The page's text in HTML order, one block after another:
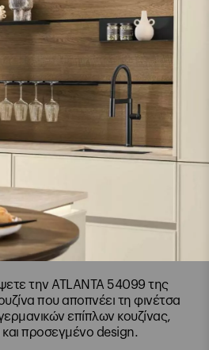
την ATLANTA 54099 της
που αποπνέει τη φινέτσα
επίπλων κουζίνας,
προσεγμένο design.